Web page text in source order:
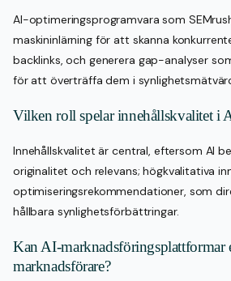
AI-optimeringsprogramvara som
maskininlärning för att skanna
backlinks, och generera gap-analyser
för att överträffa dem i
Vilken roll spelar innehållskvalitet i
Innehållskvalitet är central, eftersom AI
originalitet och relevans; högkvalitativa
optimiseringsrekommendationer, som
hållbara synlighetsförbättringar.
Kan AI-marknadsföringsplattformar
marknadsförare?